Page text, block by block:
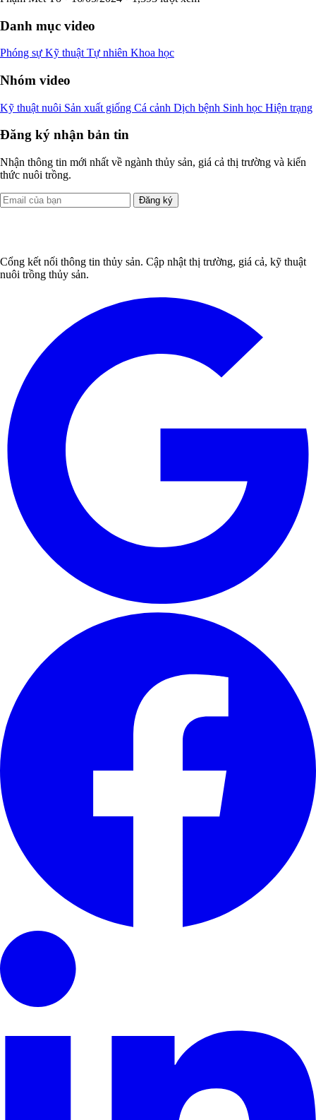
Danh mục video
Phóng sự Kỹ thuật Tự nhiên Khoa học
Nhóm video
Kỹ thuật nuôi Sản xuất giống Cá cảnh Dịch bệnh Sinh học Hiện trạng
Đăng ký nhận bản tin
Nhận thông tin mới nhất về ngành thủy sản, giá cả thị trường và kiến
thức nuôi trồng.
Đăng ký
Cổng kết nối thông tin thủy sản. Cập nhật thị trường, giá cả, kỹ thuật
nuôi trồng thủy sản.